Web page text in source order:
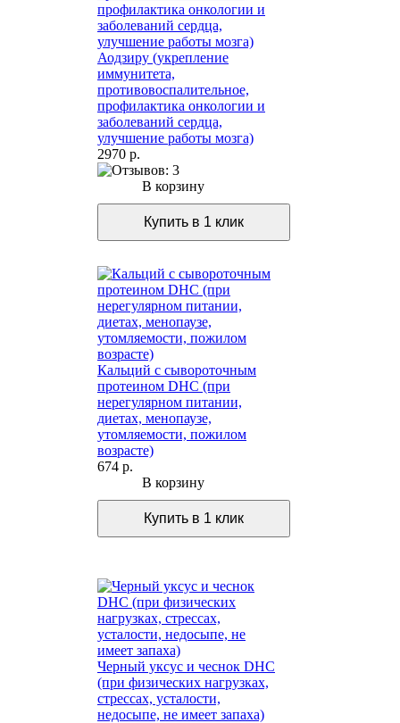
Аодзиру (укрепление
иммунитета,
противовоспалительное,
профилактика онкологии и
заболеваний сердца,
улучшение работы мозга)
2970 р.
В корзину
Кальций с сывороточным
протеином DHC (при
нерегулярном питании,
диетах, менопаузе,
утомляемости, пожилом
возрасте)
674 р.
В корзину
Черный уксус и чеснок DHC
(при физических нагрузках,
стрессах, усталости,
недосыпе, не имеет запаха)